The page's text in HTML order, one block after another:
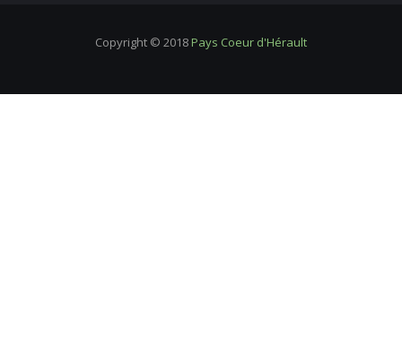
Copyright © 2018Pays Coeur d'Hérault